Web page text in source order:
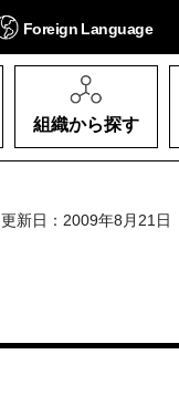
Foreign Language
組織から探す
更新日：2009年8月21日